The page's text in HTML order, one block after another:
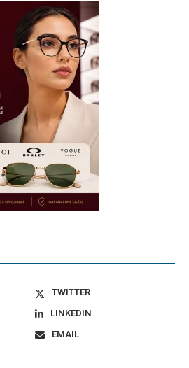
TWITTER
LINKEDIN
EMAIL